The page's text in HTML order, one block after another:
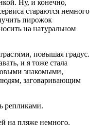
Ну, и конечно,
стараются немного
пирожок
на натуральном
повышая градус.
и я тоже стала
знакомыми,
заговаривающим
репликами.
на пляже немного.